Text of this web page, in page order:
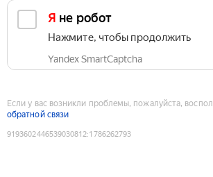
Я не робот
Нажмите, чтобы продолжить
Yandex SmartCaptcha
Если у вас возникли проблемы, пожалуйста,
обратной связи
9193602446539030812:1786262793